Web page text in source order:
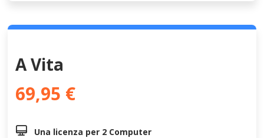
A Vita
69,95 €
 Una licenza per 2 Computer